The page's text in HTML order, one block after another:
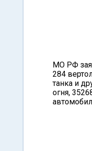
МО РФ
284
танка и
огня,